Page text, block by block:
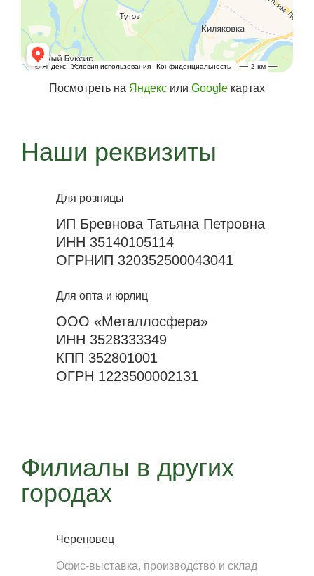
Посмотреть на Яндекс или Google картах
Наши реквизиты
Для розницы
ИП Бревнова Татьяна Петровна
ИНН 35140105114
ОГРНИП 320352500043041
Для опта и юрлиц
ООО «Металлосфера»
ИНН 3528333349
КПП 352801001
ОГРН 1223500002131
Филиалы в других
городах
Череповец
Офис-выставка, производство и склад